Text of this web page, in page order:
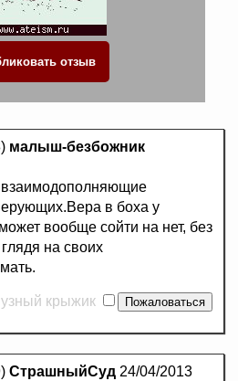
малыш-безбожник
в боха у
вообще сойти на нет, без
на своих
крыжик
СтрашныйСуд 24/04/2013